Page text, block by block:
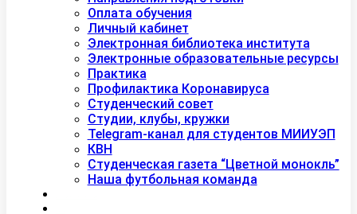
Оплата обучения
Личный кабинет
Электронная библиотека института
Электронные образовательные ресурсы
Практика
Профилактика Коронавируса
Студенческий совет
Студии, клубы, кружки
Telegram-канал для студентов МИИУЭП
КВН
Студенческая газета “Цветной монокль”
Наша футбольная команда